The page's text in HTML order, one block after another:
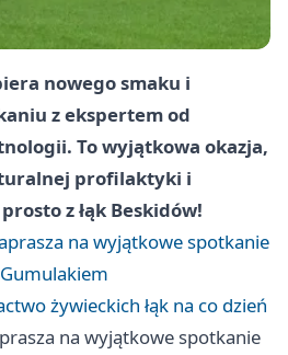
nowego smaku i
z ekspertem od
To wyjątkowa okazja,
profilaktyki i
z łąk Beskidów!
na wyjątkowe spotkanie
żywieckich łąk na co dzień
na wyjątkowe spotkanie